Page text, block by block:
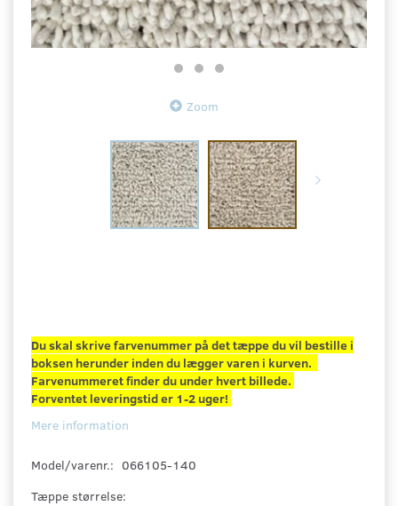
Zoom
Du skal skrive farvenummer på det tæppe du vil bestille i
boksen herunder inden du lægger varen i kurven.
Farvenummeret finder du under hvert billede.
Forventet leveringstid er 1-2 uger!
Mere information
Model/varenr.: 066105-140
Tæppe størrelse: